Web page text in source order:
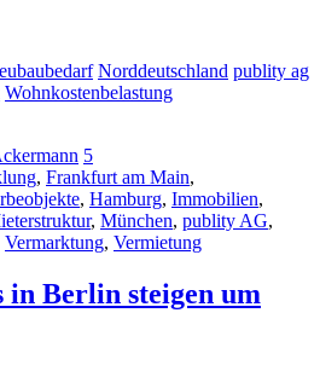
Norddeutschland publity ag
Wohnkostenbelastung
5
, Frankfurt am Main,
, Hamburg, Immobilien,
, München, publity AG,
Vermarktung, Vermietung
Berlin steigen um